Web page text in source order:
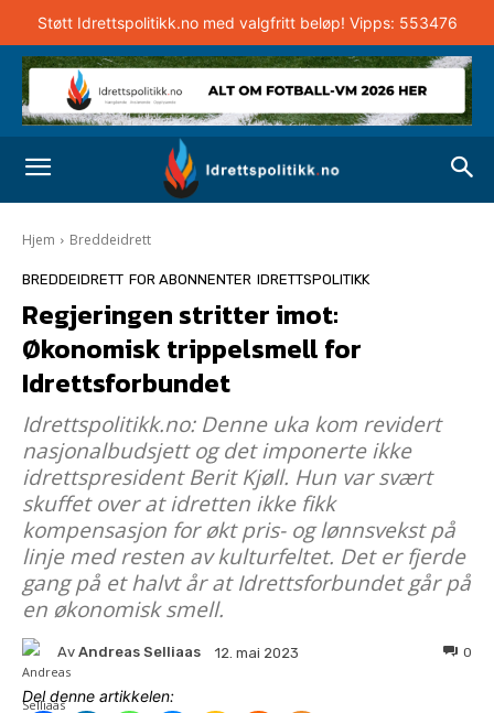
Støtt Idrettspolitikk.no med valgfritt beløp! Vipps: 553476
Hjem Breddeidrett
BREDDEIDRETT FOR ABONNENTER IDRETTSPOLITIKK
Regjeringen stritter imot:
Økonomisk trippelsmell for
Idrettsforbundet
Idrettspolitikk.no: Denne uka kom revidert
nasjonalbudsjett og det imponerte ikke
idrettspresident Berit Kjøll. Hun var svært
skuffet over at idretten ikke fikk
kompensasjon for økt pris- og lønnsvekst på
linje med resten av kulturfeltet. Det er fjerde
gang på et halvt år at Idrettsforbundet går på
en økonomisk smell.
Av Andreas Selliaas 12. mai 2023 0
Del denne artikkelen: